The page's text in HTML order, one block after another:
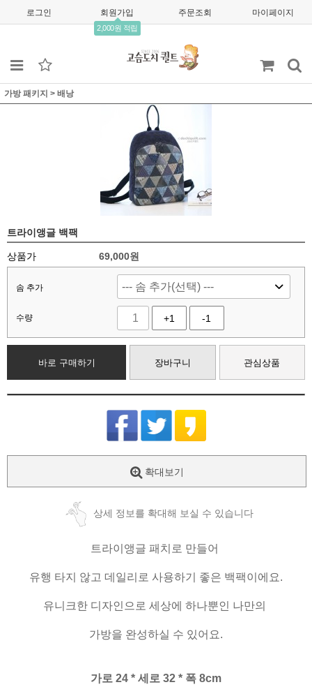
로그인 회원가입
2,000원 적립
주문조회 마이페이지
가방 패키지 > 배낭
트라이앵글 백팩
상품가 69,000원
솜 추가
수량 +1 -1
바로 구매하기 장바구니 관심상품
확대보기
상세 정보를 확대해 보실 수 있습니다
트라이앵글 패치로 만들어
유행 타지 않고 데일리로 사용하기 좋은 백팩이에요.
유니크한 디자인으로 세상에 하나뿐인 나만의
가방을 완성하실 수 있어요.
가로 24 * 세로 32 * 폭 8cm